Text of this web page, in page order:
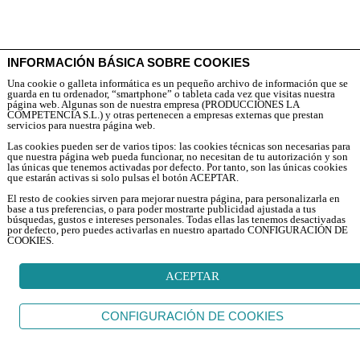
INFORMACIÓN BÁSICA SOBRE COOKIES
Una cookie o galleta informática es un pequeño archivo de información que se
guarda en tu ordenador, “smartphone” o tableta cada vez que visitas nuestra
página web. Algunas son de nuestra empresa (PRODUCCIONES LA
COMPETENCIA S.L.) y otras pertenecen a empresas externas que prestan
servicios para nuestra página web.
Las cookies pueden ser de varios tipos: las cookies técnicas son necesarias para
que nuestra página web pueda funcionar, no necesitan de tu autorización y son
las únicas que tenemos activadas por defecto. Por tanto, son las únicas cookies
que estarán activas si solo pulsas el botón ACEPTAR.
El resto de cookies sirven para mejorar nuestra página, para personalizarla en
base a tus preferencias, o para poder mostrarte publicidad ajustada a tus
búsquedas, gustos e intereses personales. Todas ellas las tenemos desactivadas
por defecto, pero puedes activarlas en nuestro apartado CONFIGURACIÓN DE
COOKIES.
ACEPTAR
CONFIGURACIÓN DE COOKIES